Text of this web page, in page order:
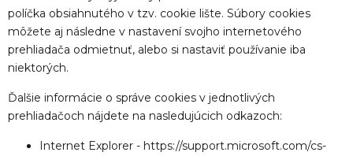
políčka obsiahnutého v tzv. cookie lište. Súbory cookies
môžete aj následne v nastavení svojho internetového
prehliadača odmietnuť, alebo si nastaviť používanie iba
niektorých.
Ďalšie informácie o správe cookies v jednotlivých
prehliadačoch nájdete na nasledujúcich odkazoch:
Internet Explorer - https://support.microsoft.com/cs-